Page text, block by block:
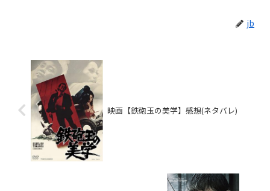
jb
映画【鉄砲玉の美学】感想(ネタバレ)